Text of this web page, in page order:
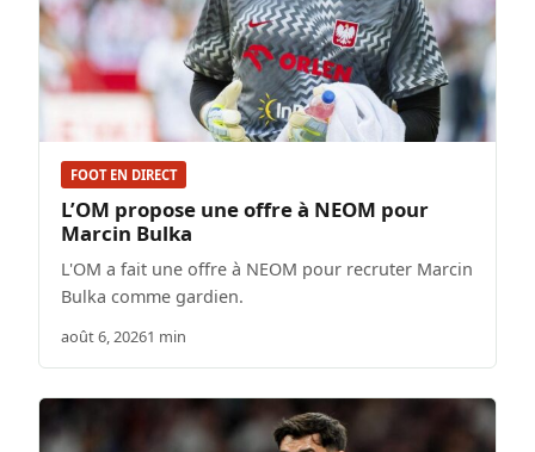
FOOT EN DIRECT
L’OM propose une offre à NEOM pour
Marcin Bulka
L'OM a fait une offre à NEOM pour recruter Marcin
Bulka comme gardien.
août 6, 20261 min